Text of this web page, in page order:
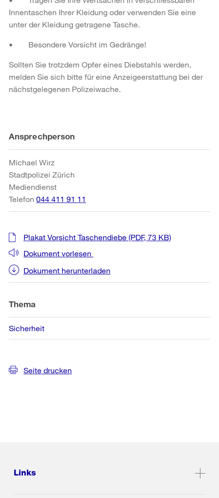
Innentaschen Ihrer Kleidung oder verwenden Sie eine
unter der Kleidung getragene Tasche.
• Besondere Vorsicht im Gedränge!
Sollten Sie trotzdem Opfer eines Diebstahls werden,
melden Sie sich bitte für eine Anzeigeerstattung bei der
nächstgelegenen Polizeiwache.
Weitere
Informationen
Ansprechperson
Michael Wirz
Stadtpolizei Zürich
Mediendienst
Telefon 044 411 91 11
Plakat Vorsicht Taschendiebe (PDF, 73 KB)
Dokument vorlesen
Dokument herunterladen
Thema
Sicherheit
Seite drucken
Links